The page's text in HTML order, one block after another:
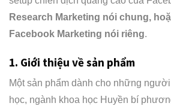
Research Marketing nói chung,
Facebook Marketing nói riêng.
1. Giới thiệu về sản phẩm
Một sản phẩm dành cho những
học, ngành khoa học Huyền bí